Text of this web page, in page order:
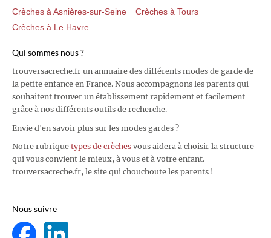
Crèches à Asnières-sur-Seine
Crèches à Tours
Crèches à Le Havre
Qui sommes nous ?
trouversacreche.fr un annuaire des différents modes de garde de
la petite enfance en France. Nous accompagnons les parents qui
souhaitent trouver un établissement rapidement et facilement
grâce à nos différents outils de recherche.
Envie d'en savoir plus sur les modes gardes ?
Notre rubrique types de crèches vous aidera à choisir la structure
qui vous convient le mieux, à vous et à votre enfant.
trouversacreche.fr, le site qui chouchoute les parents !
Nous suivre